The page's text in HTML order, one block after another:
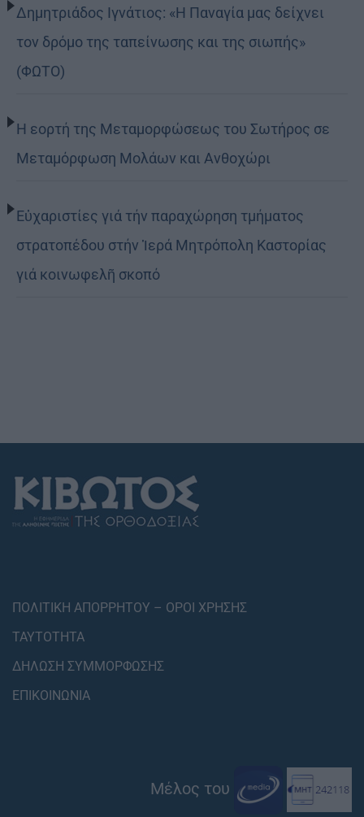
Δημητριάδος Ιγνάτιος: «Η Παναγία μας δείχνει
τον δρόμο της ταπείνωσης και της σιωπής»
(ΦΩΤΟ)
Η εορτή της Μεταμορφώσεως του Σωτήρος σε
Μεταμόρφωση Μολάων και Ανθοχώρι
Εὐχαριστίες γιά τήν παραχώρηση τμήματος
στρατοπέδου στήν Ἱερά Μητρόπολη Καστορίας
γιά κοινωφελῆ σκοπό
ΠΟΛΙΤΙΚΗ ΑΠΟΡΡΗΤΟΥ – ΟΡΟΙ ΧΡΗΣΗΣ
ΤΑΥΤΟΤΗΤΑ
ΔΗΛΩΣΗ ΣΥΜΜΟΡΦΩΣΗΣ
ΕΠΙΚΟΙΝΩΝΙΑ
Μέλος του